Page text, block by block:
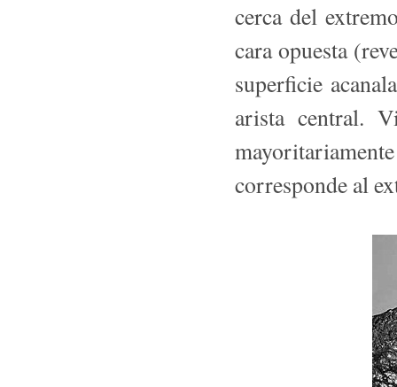
cerca del
cara opuesta
superficie
arista central.
corresponde al